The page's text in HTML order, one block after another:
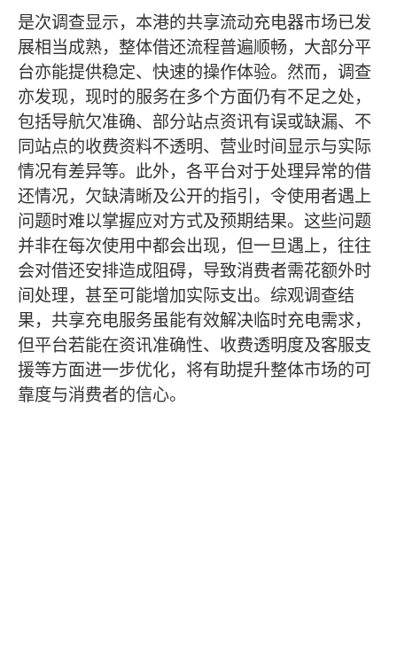
是次调查显示，本港的共享流动充电器市场已发
展相当成熟，整体借还流程普遍顺畅，大部分平
台亦能提供稳定、快速的操作体验。然而，调查
亦发现，现时的服务在多个方面仍有不足之处，
包括导航欠准确、部分站点资讯有误或缺漏、不
同站点的收费资料不透明、营业时间显示与实际
情况有差异等。此外，各平台对于处理异常的借
还情况，欠缺清晰及公开的指引，令使用者遇上
问题时难以掌握应对方式及预期结果。这些问题
并非在每次使用中都会出现，但一旦遇上，往往
会对借还安排造成阻碍，导致消费者需花额外时
间处理，甚至可能增加实际支出。综观调查结
果，共享充电服务虽能有效解决临时充电需求，
但平台若能在资讯准确性、收费透明度及客服支
援等方面进一步优化，将有助提升整体市场的可
靠度与消费者的信心。